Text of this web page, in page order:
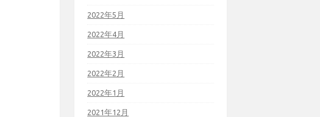
2022年5月
2022年4月
2022年3月
2022年2月
2022年1月
2021年12月